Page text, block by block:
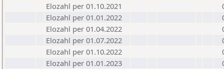
Elozahl per 01.10.2021
Elozahl per 01.01.2022
Elozahl per 01.04.2022
Elozahl per 01.07.2022
Elozahl per 01.10.2022
Elozahl per 01.01.2023